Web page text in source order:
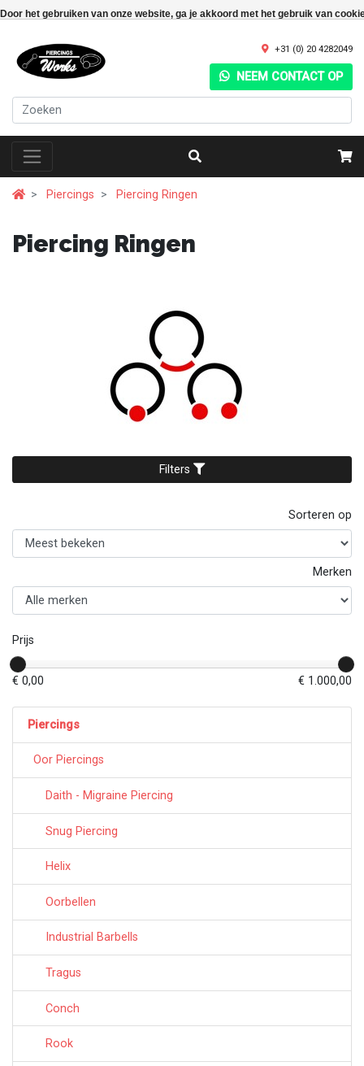
Door het gebruiken van onze website, ga je akkoord met het gebruik van
+31 (0) 20 4282049
NEEM CONTACT OP
Piercings Piercing Ringen
Piercing Ringen
Filters
Sorteren op
Merken
Prijs
€ 0,00 € 1.000,00
Piercings
Oor Piercings
Daith - Migraine Piercing
Snug Piercing
Helix
Oorbellen
Industrial Barbells
Tragus
Conch
Rook